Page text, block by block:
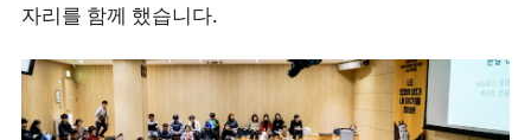
자리를 함께 했습니다.